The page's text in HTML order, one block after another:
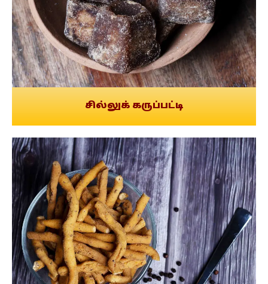
சில்லுக் கருப்பட்டி